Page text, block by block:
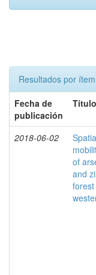
Resultados por
Fecha de
publicación
Título
2018-06-02
of
and